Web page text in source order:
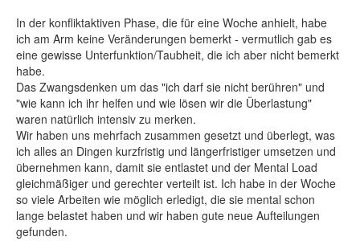
In der konfliktaktiven Phase, die für eine Woche anhielt, habe
ich am Arm keine Veränderungen bemerkt - vermutlich gab es
eine gewisse Unterfunktion/Taubheit, die ich aber nicht bemerkt
habe.
Das Zwangsdenken um das "ich darf sie nicht berühren" und
"wie kann ich ihr helfen und wie lösen wir die Überlastung"
waren natürlich intensiv zu merken.
Wir haben uns mehrfach zusammen gesetzt und überlegt, was
ich alles an Dingen kurzfristig und längerfristiger umsetzen und
übernehmen kann, damit sie entlastet und der Mental Load
gleichmäßiger und gerechter verteilt ist. Ich habe in der Woche
so viele Arbeiten wie möglich erledigt, die sie mental schon
lange belastet haben und wir haben gute neue Aufteilungen
gefunden.